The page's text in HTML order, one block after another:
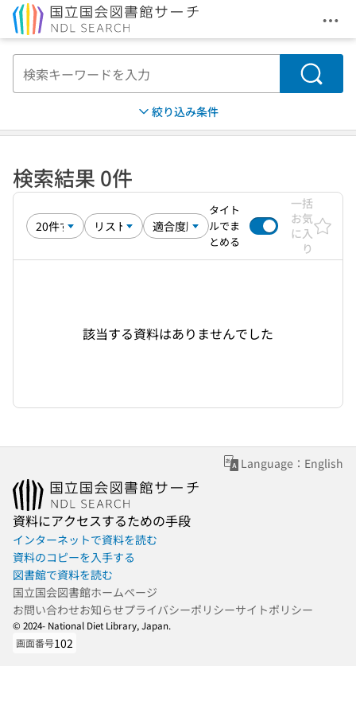
メ
検索
絞り込み条件
検索結果 0件
タイト
ルでま
とめる
一括
お気
に入
り
該当する資料はありませんでした
Language：English
資料にアクセスするための手段
インターネットで資料を読む
資料のコピーを入手する
図書館で資料を読む
国立国会図書館ホームページ
お問い合わせお知らせプライバシーポリシーサイトポリシー
© 2024- National Diet Library, Japan.
画面番号102